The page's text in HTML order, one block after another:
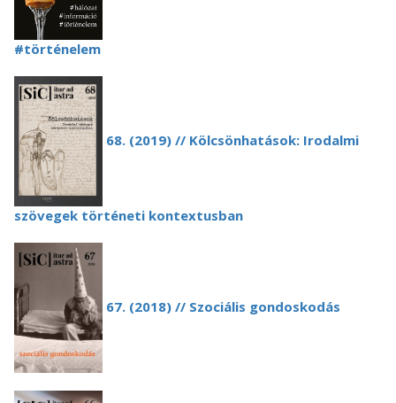
#történelem
68. (2019) // Kölcsönhatások: Irodalmi
szövegek történeti kontextusban
67. (2018) // Szociális gondoskodás